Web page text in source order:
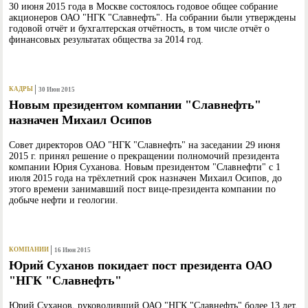
30 июня 2015 года в Москве состоялось годовое общее собрание
акционеров ОАО "НГК "Славнефть". На собрании были утверждены
годовой отчёт и бухгалтерская отчётность, в том числе отчёт о
финансовых результатах общества за 2014 год.
КАДРЫ 30 Июн 2015
Новым президентом компании "Славнефть"
назначен Михаил Осипов
Совет директоров ОАО "НГК "Славнефть" на заседании 29 июня
2015 г. принял решение о прекращении полномочий президента
компании Юрия Суханова. Новым президентом "Славнефти" с 1
июля 2015 года на трёхлетний срок назначен Михаил Осипов, до
этого времени занимавший пост вице-президента компании по
добыче нефти и геологии.
КОМПАНИИ 16 Июн 2015
Юрий Суханов покидает пост президента ОАО
"НГК "Славнефть"
Юрий Суханов, руководивший ОАО "НГК "Славнефть" более 13 лет,